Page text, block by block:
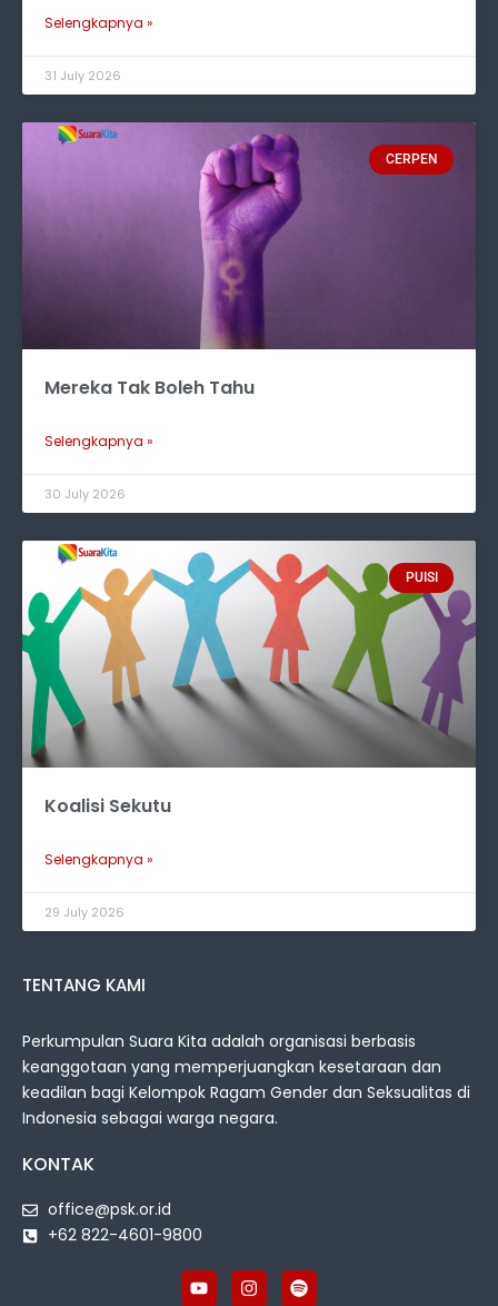
Selengkapnya »
31 July 2026
CERPEN
Mereka Tak Boleh Tahu
Selengkapnya »
30 July 2026
PUISI
Koalisi Sekutu
Selengkapnya »
29 July 2026
TENTANG KAMI
Perkumpulan Suara Kita adalah organisasi berbasis
keanggotaan yang memperjuangkan kesetaraan dan
keadilan bagi Kelompok Ragam Gender dan Seksualitas di
Indonesia sebagai warga negara.
KONTAK
office@psk.or.id
+62 822-4601-9800